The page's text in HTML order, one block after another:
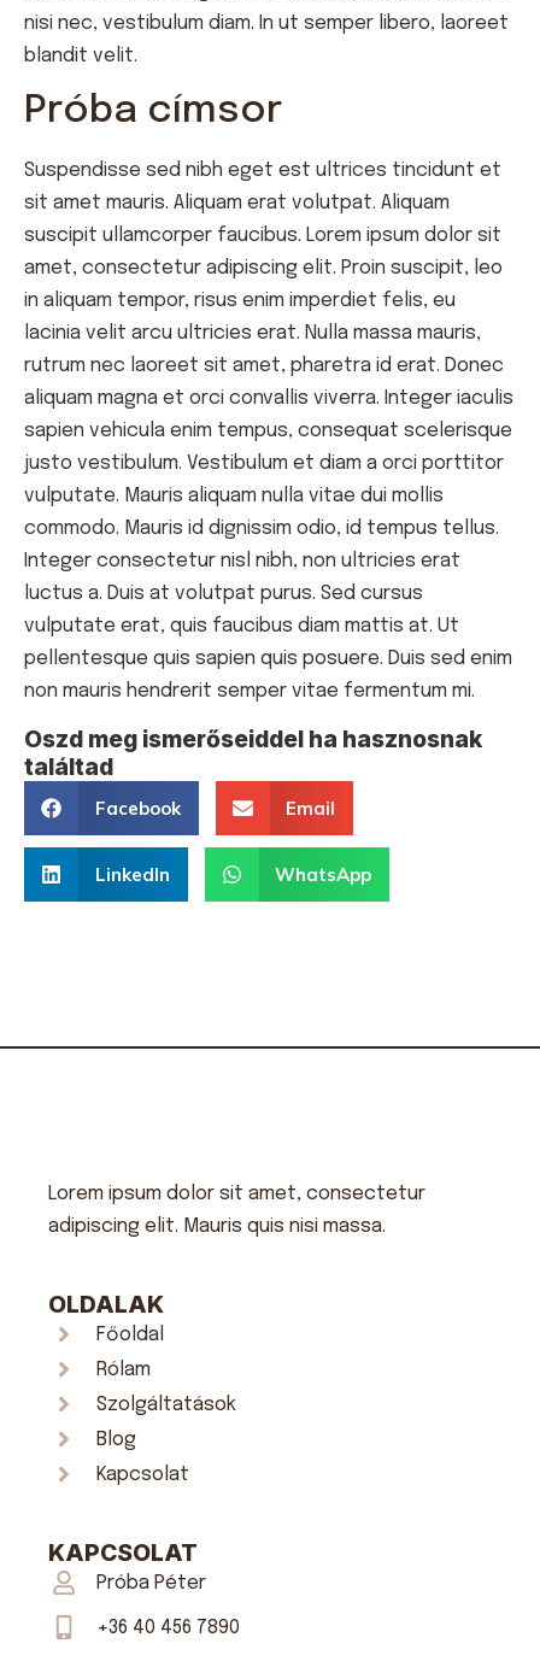
nisi nec, vestibulum diam. In ut semper libero, laoreet
blandit velit.
Próba címsor
Suspendisse sed nibh eget est ultrices tincidunt et
sit amet mauris. Aliquam erat volutpat. Aliquam
suscipit ullamcorper faucibus. Lorem ipsum dolor sit
amet, consectetur adipiscing elit. Proin suscipit, leo
in aliquam tempor, risus enim imperdiet felis, eu
lacinia velit arcu ultricies erat. Nulla massa mauris,
rutrum nec laoreet sit amet, pharetra id erat. Donec
aliquam magna et orci convallis viverra. Integer iaculis
sapien vehicula enim tempus, consequat scelerisque
justo vestibulum. Vestibulum et diam a orci porttitor
vulputate. Mauris aliquam nulla vitae dui mollis
commodo. Mauris id dignissim odio, id tempus tellus.
Integer consectetur nisl nibh, non ultricies erat
luctus a. Duis at volutpat purus. Sed cursus
vulputate erat, quis faucibus diam mattis at. Ut
pellentesque quis sapien quis posuere. Duis sed enim
non mauris hendrerit semper vitae fermentum mi.
Oszd meg ismerőseiddel ha hasznosnak
találtad
Facebook Email
LinkedIn WhatsApp
Lorem ipsum dolor sit amet, consectetur
adipiscing elit. Mauris quis nisi massa.
OLDALAK
Főoldal
Rólam
Szolgáltatások
Blog
Kapcsolat
KAPCSOLAT
Próba Péter
+36 40 456 7890